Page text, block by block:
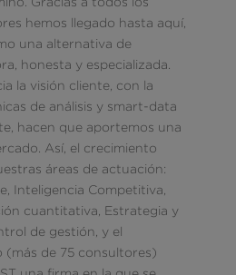
hemos llegado hasta aquí,
una alternativa de
honesta y especializada.
la visión cliente, con la
de análisis y smart-data
hacen que aportemos una
Así, el crecimiento
áreas de actuación:
Inteligencia Competitiva,
cuantitativa, Estrategia y
de gestión, y el
de 75 consultores)